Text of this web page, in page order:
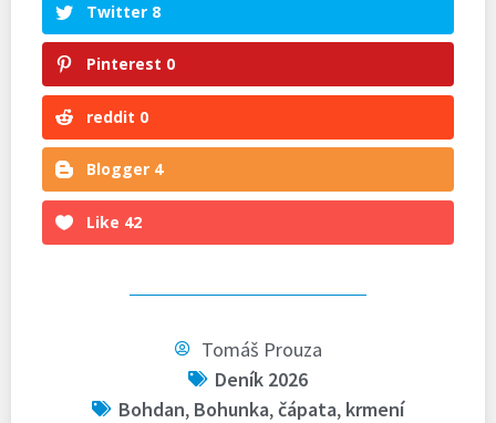
Twitter 8
Pinterest 0
reddit 0
Blogger 4
Like 42
Tomáš Prouza
Deník 2026
Bohdan, Bohunka,čápata, krmení